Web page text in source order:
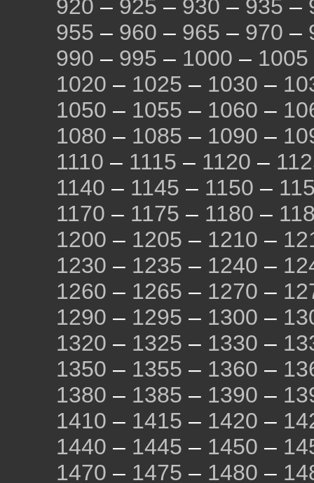
920 – 925 – 930 – 935 –
955 – 960 – 965 – 970 –
990 – 995 – 1000 – 1005
1020 – 1025 – 1030 –
1050 – 1055 – 1060 –
1080 – 1085 – 1090 –
1110 – 1115 – 1120 –
1140 – 1145 – 1150 –
1170 – 1175 – 1180 –
1200 – 1205 – 1210 –
1230 – 1235 – 1240 –
1260 – 1265 – 1270 –
1290 – 1295 – 1300 –
1320 – 1325 – 1330 –
1350 – 1355 – 1360 –
1380 – 1385 – 1390 –
1410 – 1415 – 1420 –
1440 – 1445 – 1450 –
1470 – 1475 – 1480 –